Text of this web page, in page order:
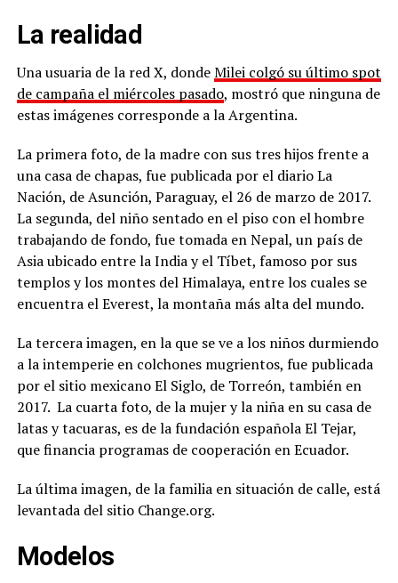
La realidad
Una usuaria de la red X, dondeMilei colgó su último spot
de campaña el miércoles pasado, mostró que ninguna de
estas imágenes corresponde a la Argentina.
La primera foto, de la madre con sus tres hijos frente a
una casa de chapas, fue publicada por el diario La
Nación, de Asunción, Paraguay, el 26 de marzo de 2017.
La segunda, del niño sentado en el piso con el hombre
trabajando de fondo, fue tomada en Nepal, un país de
Asia ubicado entre la India y el Tíbet, famoso por sus
templos y los montes del Himalaya, entre los cuales se
encuentra el Everest, la montaña más alta del mundo.
La tercera imagen, en la que se ve a los niños durmiendo
a la intemperie en colchones mugrientos, fue publicada
por el sitio mexicano El Siglo, de Torreón, también en
2017. La cuarta foto, de la mujer y la niña en su casa de
latas y tacuaras, es de la fundación española El Tejar,
que financia programas de cooperación en Ecuador.
La última imagen, de la familia en situación de calle, está
levantada del sitio Change.org.
Modelos